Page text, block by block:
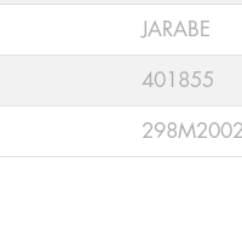
JARABE
401855
298M2002